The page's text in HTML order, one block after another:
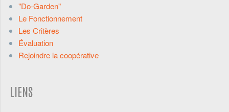
"Do-Garden"
Le Fonctionnement
Les Critères
Évaluation
Rejoindre la coopérative
LIENS